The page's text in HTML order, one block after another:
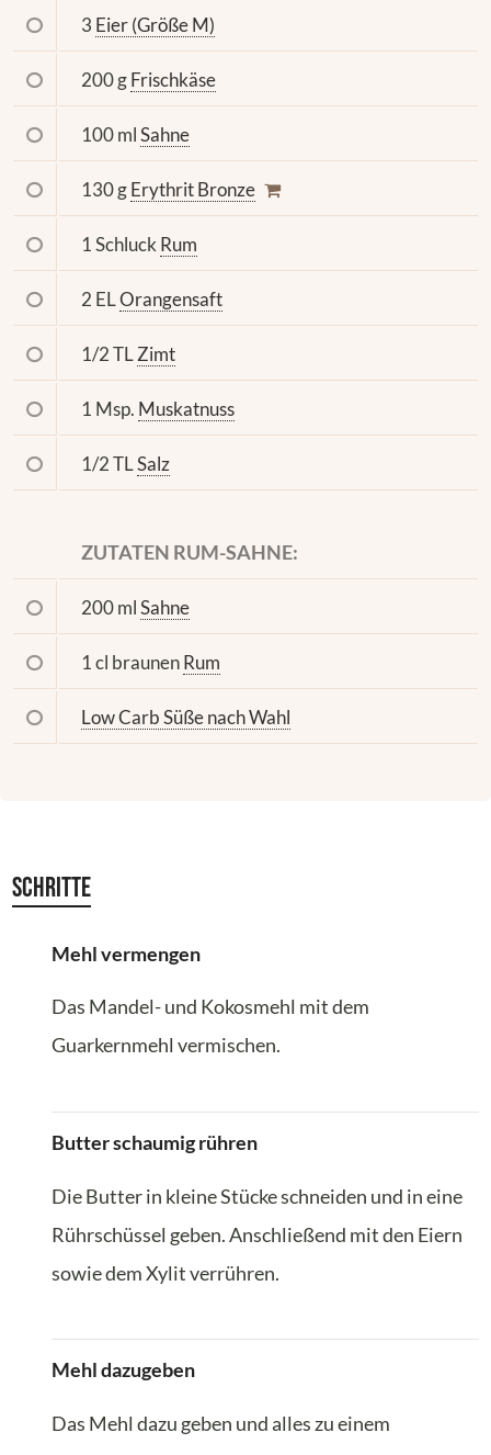
3 Eier (Größe M)
200 gFrischkäse
100 mlSahne
130 gErythrit Bronze
1 SchluckRum
2 ELOrangensaft
1/2 TLZimt
1 Msp. Muskatnuss
1/2 TLSalz
ZUTATEN RUM-SAHNE:
200 mlSahne
1 cl braunenRum
Low Carb Süße nach Wahl
Schritte
Mehl vermengen
Das Mandel- und Kokosmehl mit dem
Guarkernmehl vermischen.
Butter schaumig rühren
Die Butter in kleine Stücke schneiden und in eine
Rührschüssel geben. Anschließend mit den Eiern
sowie dem Xylit verrühren.
Mehl dazugeben
Das Mehl dazu geben und alles zu einem